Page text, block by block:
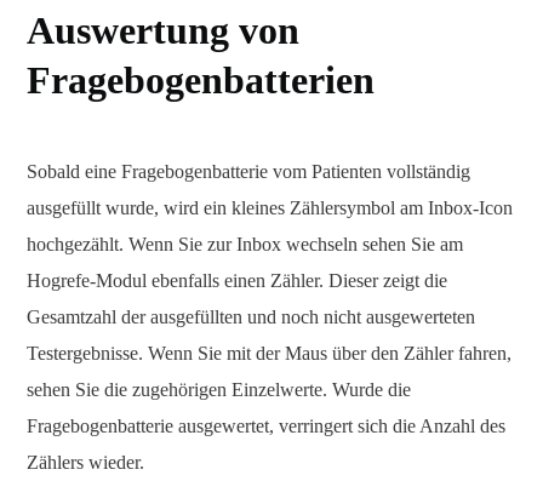
Auswertung von
Fragebogenbatterien
Sobald eine Fragebogenbatterie vom Patienten vollständig
ausgefüllt wurde, wird ein kleines Zählersymbol am Inbox-Icon
hochgezählt. Wenn Sie zur Inbox wechseln sehen Sie am
Hogrefe-Modul ebenfalls einen Zähler. Dieser zeigt die
Gesamtzahl der ausgefüllten und noch nicht ausgewerteten
Testergebnisse. Wenn Sie mit der Maus über den Zähler fahren,
sehen Sie die zugehörigen Einzelwerte. Wurde die
Fragebogenbatterie ausgewertet, verringert sich die Anzahl des
Zählers wieder.